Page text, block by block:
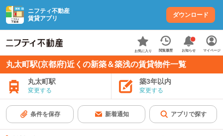
ニフティ不動産
賃貸アプリ
ダウンロード
お気に入り 閲覧履歴 お知らせ マイページ
丸太町駅(京都府)近くの新築＆築浅の賃貸物件一覧
丸太町駅
変更する
築3年以内
変更する
条件を保存 新着通知 アプリで探す